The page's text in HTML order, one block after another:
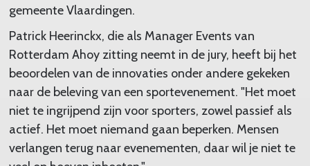
gemeente Vlaardingen.
Patrick Heerinckx, die als Manager Events van
Rotterdam Ahoy zitting neemt in de jury, heeft bij het
beoordelen van de innovaties onder andere gekeken
naar de beleving van een sportevenement. "Het moet
niet te ingrijpend zijn voor sporters, zowel passief als
actief. Het moet niemand gaan beperken. Mensen
verlangen terug naar evenementen, daar wil je niet te